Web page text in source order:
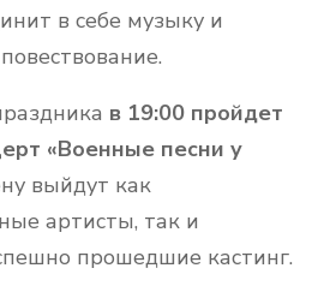
в себе музыку и
в 19:00 пройдет
«Военные песни у
выйдут как
артисты, так и
прошедшие кастинг.